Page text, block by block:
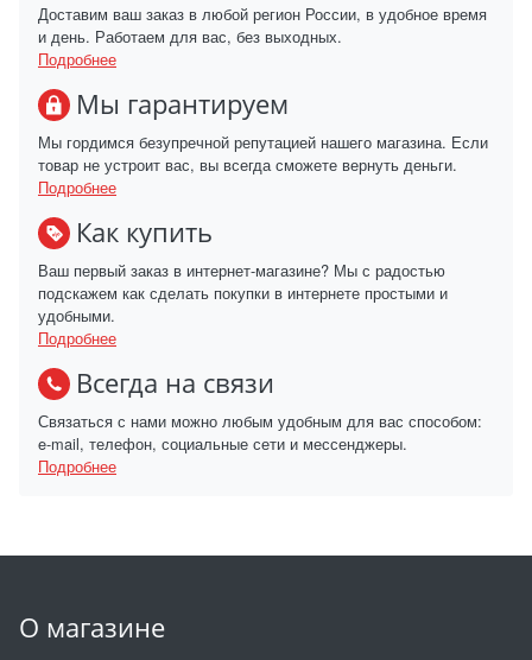
Доставим ваш заказ в любой регион России, в удобное время
и день. Работаем для вас, без выходных.
Подробнее
Мы гарантируем
Мы гордимся безупречной репутацией нашего магазина. Если
товар не устроит вас, вы всегда сможете вернуть деньги.
Подробнее
Как купить
Ваш первый заказ в интернет-магазине? Мы с радостью
подскажем как сделать покупки в интернете простыми и
удобными.
Подробнее
Всегда на связи
Связаться с нами можно любым удобным для вас способом:
e-mail, телефон, социальные сети и мессенджеры.
Подробнее
О магазине